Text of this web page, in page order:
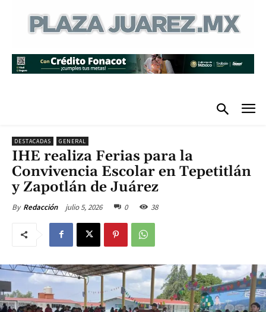
DESTACADAS GENERAL
IHE realiza Ferias para la
Convivencia Escolar en Tepetitlán
y Zapotlán de Juárez
By Redacción julio 5, 2026 0 38